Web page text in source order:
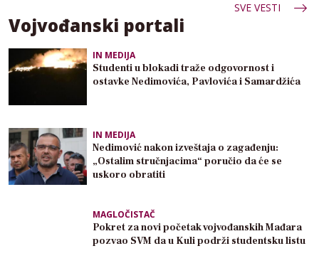
SVE VESTI
Vojvođanski portali
IN MEDIJA
Studenti u blokadi traže odgovornost i
ostavke Nedimovića, Pavlovića i Samardžića
IN MEDIJA
Nedimović nakon izveštaja o zagađenju:
„Ostalim stručnjacima“ poručio da će se
uskoro obratiti
MAGLOČISTAČ
Pokret za novi početak vojvođanskih Mađara
pozvao SVM da u Kuli podrži studentsku listu